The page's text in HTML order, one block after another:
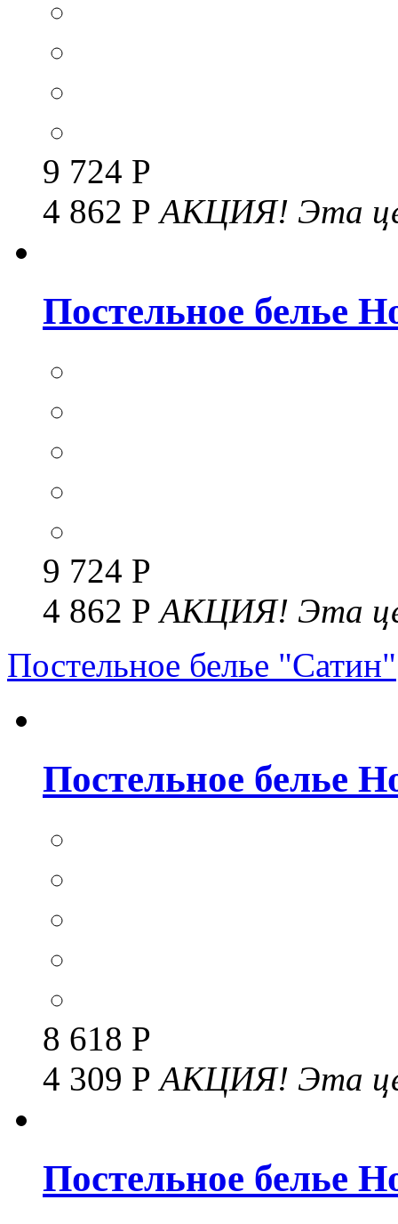
9 724 Р
4 862 РАКЦИЯ! Эта
Постельное белье
9 724 Р
4 862 РАКЦИЯ! Эта
Постельное белье "Сатин"
Постельное белье
8 618 Р
4 309 РАКЦИЯ! Эта
Постельное белье